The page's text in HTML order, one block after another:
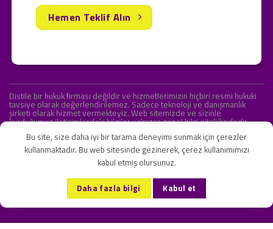
Hemen Teklif Alın
Distile bir hukuk firması değildir ve hizmetlerimizin hiçbiri resmi hukuki
tavsiye olarak değerlendirilemez. Sadece teknoloji ve danışmanlık
şirketi olarak hizmet vermekteyiz. Web sitemizde ve sizinle
kurduğumuz iletişimlerdeki bilgiler yalnızca genel bilgi niteliğindedir.
KVKK ve Gizlilik Sözleşmesi S.S.S. İletişim
Copyright 2026 ©Onlipr Teknoloji ve Ticaret A.Ş.
Bu site, size daha iyi bir tarama deneyimi sunmak için çerezler
kullanmaktadır. Bu web sitesinde gezinerek, çerez kullanımımızı
kabul etmiş olursunuz.
Daha fazla bilgi Kabul et